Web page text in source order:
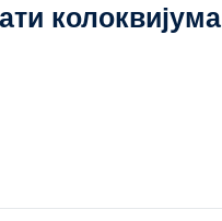
колоквијума